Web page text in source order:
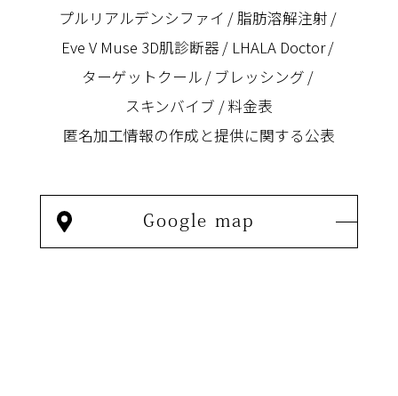
プルリアルデンシファイ
脂肪溶解注射
Eve V Muse 3D肌診断器
LHALA Doctor
ターゲットクール
ブレッシング
スキンバイブ
料金表
匿名加⼯情報の作成と提供に関する公表
Google map